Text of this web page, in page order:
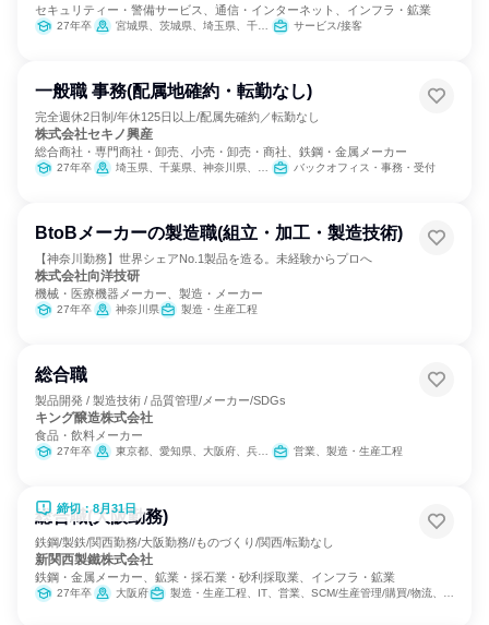
セキュリティー・警備サービス、通信・インターネット、インフラ・鉱業
27年卒 宮城県、茨城県、埼玉県、千葉県、東京都、神奈川県、山梨県、長野県、静岡県、愛知県、滋賀県、京都府、大阪府、兵庫県、奈良県、和歌山県、岡山県、山口県、徳島県、香川県、高知県、福岡県、熊本県、大分県 サービス/接客
一般職 事務(配属地確約・転勤なし)
完全週休2日制/年休125日以上/配属先確約／転勤なし
株式会社セキノ興産
総合商社・専門商社・卸売、小売・卸売・商社、鉄鋼・金属メーカー
27年卒 埼玉県、千葉県、神奈川県、新潟県、富山県、山梨県、愛知県、滋賀県 バックオフィス・事務・受付
BtoBメーカーの製造職(組立・加工・製造技術)
【神奈川勤務】世界シェアNo.1製品を造る。未経験からプロへ
株式会社向洋技研
機械・医療機器メーカー、製造・メーカー
27年卒 神奈川県 製造・生産工程
総合職
製品開発 / 製造技術 / 品質管理/メーカー/SDGs
キング醸造株式会社
食品・飲料メーカー
27年卒 東京都、愛知県、大阪府、兵庫県 営業、製造・生産工程
締切：8月31日
総合職(大阪勤務)
鉄鋼/製鉄/関西勤務/大阪勤務//ものづくり/関西/転勤なし
新関西製鐵株式会社
鉄鋼・金属メーカー、鉱業・採石業・砂利採取業、インフラ・鉱業
27年卒 大阪府 製造・生産工程、IT、営業、SCM/生産管理/購買/物流、経理/税務/財務、人事、総務